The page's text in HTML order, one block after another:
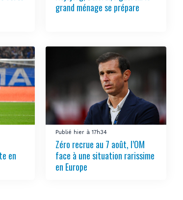
grand ménage se prépare
en
Publié hier à 17h34
Zéro recrue au 7 août, l’OM
face à une situation rarissime
en Europe